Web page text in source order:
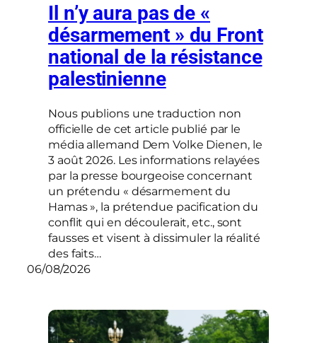
Il n’y aura pas de «
désarmement » du Front
national de la résistance
palestinienne
Nous publions une traduction non
officielle de cet article publié par le
média allemand Dem Volke Dienen, le
3 août 2026. Les informations relayées
par la presse bourgeoise concernant
un prétendu « désarmement du
Hamas », la prétendue pacification du
conflit qui en découlerait, etc., sont
fausses et visent à dissimuler la réalité
des faits…
06/08/2026